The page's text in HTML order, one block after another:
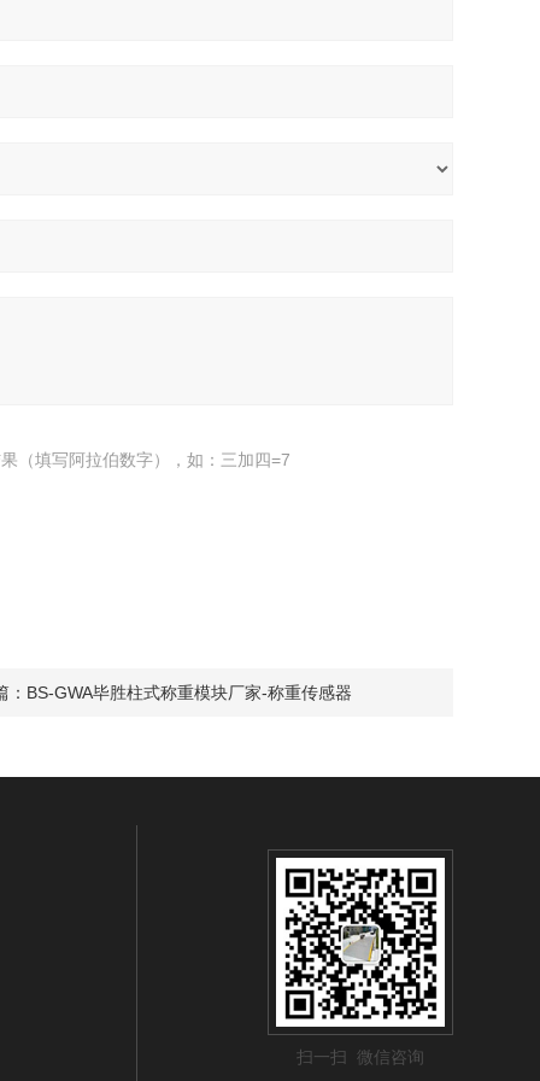
（填写阿拉伯数字），如：三加四=7
： BS-GWA毕胜柱式称重模块厂家-称重传感器
扫一扫 微信咨询